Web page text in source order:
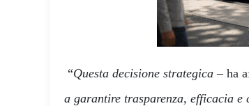
“Questa decisione strategica – ha
a garantire trasparenza, efficacia e